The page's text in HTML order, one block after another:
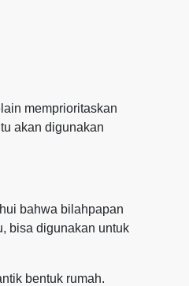
memprioritaskan
akan digunakan
bahwa bilahpapan
bisa digunakan untuk
bentuk rumah.